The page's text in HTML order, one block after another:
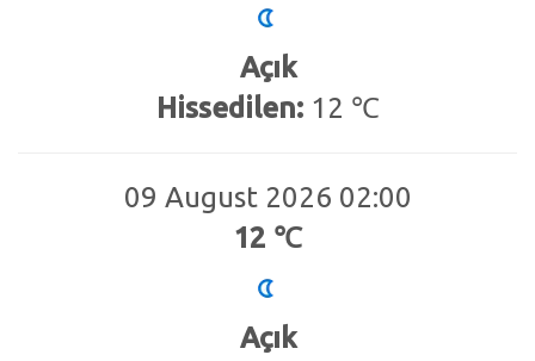
Açık
Hissedilen:12 ℃
09 August 2026 02:00
12 ℃
Açık